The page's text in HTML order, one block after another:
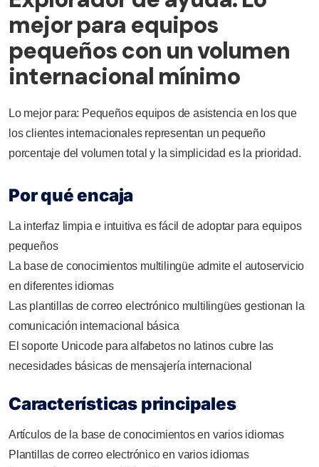
mejor para equipos
pequeños con un volumen
internacional mínimo
Lo mejor para: Pequeños equipos de asistencia en los que
los clientes internacionales representan un pequeño
porcentaje del volumen total y la simplicidad es la prioridad.
Por qué encaja
La interfaz limpia e intuitiva es fácil de adoptar para equipos
pequeños
La base de conocimientos multilingüe admite el autoservicio
en diferentes idiomas
Las plantillas de correo electrónico multilingües gestionan la
comunicación internacional básica
El soporte Unicode para alfabetos no latinos cubre las
necesidades básicas de mensajería internacional
Características principales
Artículos de la base de conocimientos en varios idiomas
Plantillas de correo electrónico en varios idiomas